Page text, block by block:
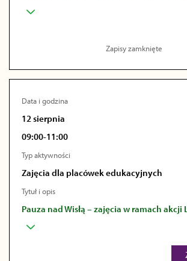
Zapisy zamknięte
Data i godzina
12 sierpnia
09:00-11:00
Typ aktywności
Zajęcia dla placówek edukacyjnych
Tytuł i opis
Pauza nad Wisłą – zajęcia w ramach akcji